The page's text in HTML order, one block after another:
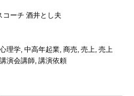
ーチ 酒井とし夫
理学, 中高年起業, 商売, 売上, 売上
講演会講師, 講演依頼